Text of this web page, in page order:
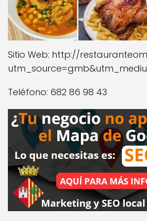
Sitio Web: http://
Teléfono: 682 86 98 43